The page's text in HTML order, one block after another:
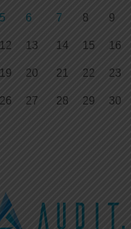
5 6 7 8 9
12 13 14 15 16
19 20 21 22 23
26 27 28 29 30